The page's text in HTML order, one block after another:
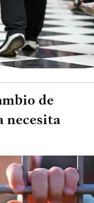
de
necesita